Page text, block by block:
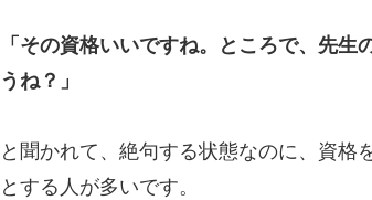
「その資格いいですね。ところで、先
うね？」
と聞かれて、絶句する状態なのに、資格
とする人が多いです。